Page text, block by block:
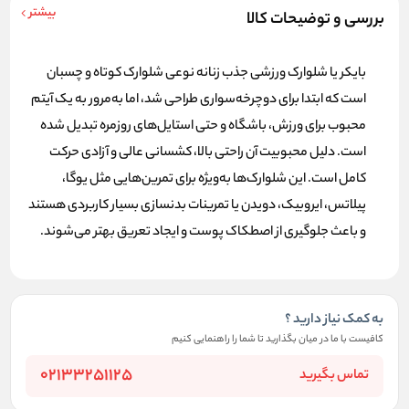
بررسی و توضیحات کالا بیشتر
بایکر یا شلوارک ورزشی جذب زنانهنوعی شلوارک کوتاه و چسبان
است که ابتدا برای دوچرخه‌سواری طراحی شد، اما به‌مرور به یک آیتم
محبوب برای ورزش، باشگاه و حتی استایل‌های روزمره تبدیل شده
است. دلیل محبوبیت آن راحتی بالا، کشسانی عالی و آزادی حرکت
کامل است. این شلوارک‌ها به‌ویژه برای تمرین‌هایی مثل یوگا،
پیلاتس، ایروبیک، دویدن یا تمرینات بدنسازی بسیار کاربردی هستند
و باعث جلوگیری از اصطکاک پوست و ایجاد تعریق بهتر می‌شوند.
به کمک نیاز دارید ؟
کافیست با ما در میان بگذارید تا شما را راهنمایی کنیم
تماس بگیرید 02133251125